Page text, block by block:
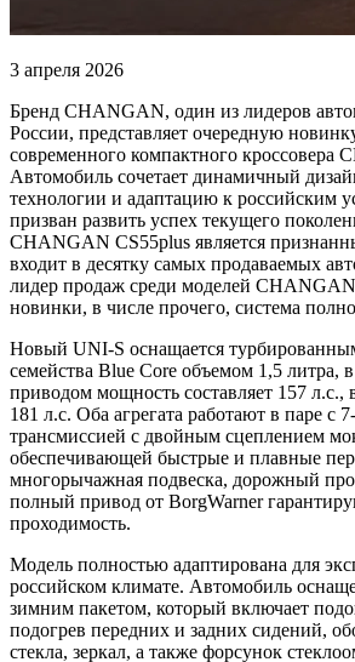
3 апреля 2026
Бренд CHANGAN, один из лидеров
России, представляет очередную
современного компактного кроссовера
Автомобиль сочетает динамичный
технологии и адаптацию к российским
призван развить успех текущего
CHANGAN CS55plus является
входит в десятку самых продаваемых
лидер продаж среди моделей
новинки, в числе прочего, система
Новый UNI-S оснащается
семейства Blue Core объемом 1,5 литра,
приводом мощность составляет 157
181 л.с. Оба агрегата работают в паре с
трансмиссией с двойным сцеплением
обеспечивающей быстрые и плавные
многорычажная подвеска, дорожный
полный привод от BorgWarner
проходимость.
Модель полностью адаптирована для
российском климате. Автомобиль
зимним пакетом, который включает
подогрев передних и задних сидений,
стекла, зеркал, а также форсунок